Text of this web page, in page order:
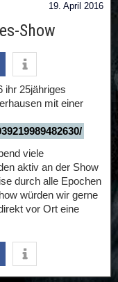
19. April 2016
Show
ihr 25jähriges
mit einer
viele
aktiv an der Show
durch alle Epochen
würden wir gerne
vor Ort eine